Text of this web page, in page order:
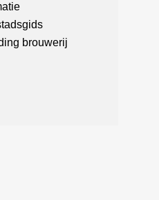
brouwerij